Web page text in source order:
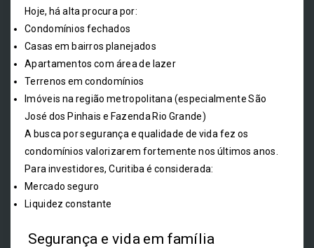
Hoje, há alta procura por:
Condomínios fechados
Casas em bairros planejados
Apartamentos com área de lazer
Terrenos em condomínios
Imóveis na região metropolitana (especialmente São
José dos Pinhais e Fazenda Rio Grande)
A busca por segurança e qualidade de vida fez os
condomínios valorizarem fortemente nos últimos anos.
Para investidores, Curitiba é considerada:
Mercado seguro
Liquidez constante
Segurança e vida em família